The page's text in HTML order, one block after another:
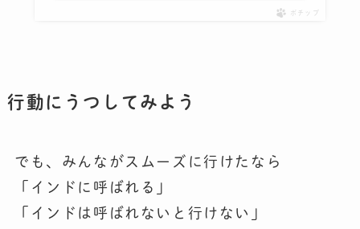
ポチップ
行動にうつしてみよう
でも、みんながスムーズに行けたなら
「インドに呼ばれる」
「インドは呼ばれないと行けない」